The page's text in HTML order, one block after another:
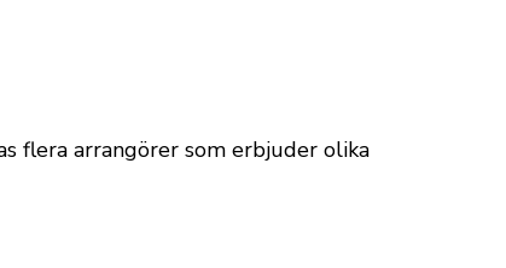
flera arrangörer som erbjuder olika